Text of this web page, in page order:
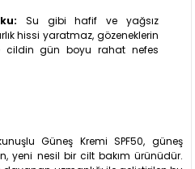
Su gibi hafif ve yağsız
hissi yaratmaz, gözeneklerin
cildin gün boyu rahat nefes
Güneş Kremi SPF50, güneş
yeni nesil bir cilt bakım ürünüdür.